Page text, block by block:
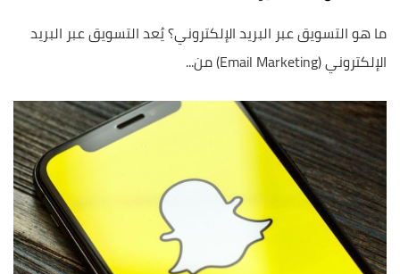
ما هو التسويق عبر البريد الإلكتروني؟ يُعد التسويق عبر البريد
الإلكتروني (Email Marketing) من...